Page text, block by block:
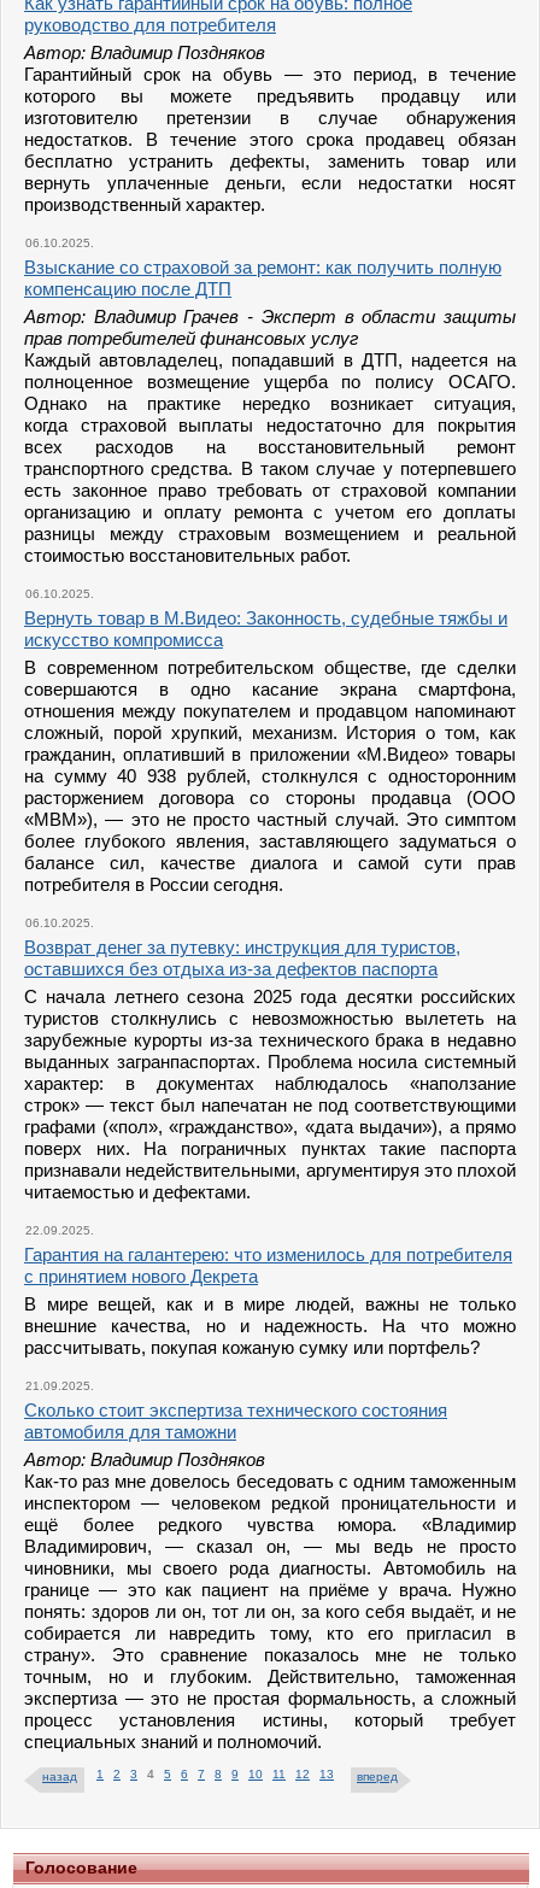
руководство для потребителя
Автор: Владимир Поздняков
Гарантийный срок на обувь — это период, в течение
которого вы можете предъявить продавцу или
изготовителю претензии в случае обнаружения
недостатков. В течение этого срока продавец обязан
бесплатно устранить дефекты, заменить товар или
вернуть уплаченные деньги, если недостатки носят
производственный характер.
06.10.2025.
Взыскание со страховой за ремонт: как получить полную
компенсацию после ДТП
Автор: Владимир Грачев - Эксперт в области защиты
прав потребителей финансовых услуг
Каждый автовладелец, попадавший в ДТП, надеется на
полноценное возмещение ущерба по полису ОСАГО.
Однако на практике нередко возникает ситуация,
когда страховой выплаты недостаточно для покрытия
всех расходов на восстановительный ремонт
транспортного средства. В таком случае у потерпевшего
есть законное право требовать от страховой компании
организацию и оплату ремонта с учетом его доплаты
разницы между страховым возмещением и реальной
стоимостью восстановительных работ.
06.10.2025.
Вернуть товар в М.Видео: Законность, судебные тяжбы и
искусство компромисса
В современном потребительском обществе, где сделки
совершаются в одно касание экрана смартфона,
отношения между покупателем и продавцом напоминают
сложный, порой хрупкий, механизм. История о том, как
гражданин, оплативший в приложении «М.Видео» товары
на сумму 40 938 рублей, столкнулся с односторонним
расторжением договора со стороны продавца (ООО
«МВМ»), — это не просто частный случай. Это симптом
более глубокого явления, заставляющего задуматься о
балансе сил, качестве диалога и самой сути прав
потребителя в России сегодня.
06.10.2025.
Возврат денег за путевку: инструкция для туристов,
оставшихся без отдыха из-за дефектов паспорта
С начала летнего сезона 2025 года десятки российских
туристов столкнулись с невозможностью вылететь на
зарубежные курорты из-за технического брака в недавно
выданных загранпаспортах. Проблема носила системный
характер: в документах наблюдалось «наползание
строк» — текст был напечатан не под соответствующими
графами («пол», «гражданство», «дата выдачи»), а прямо
поверх них. На пограничных пунктах такие паспорта
признавали недействительными, аргументируя это плохой
читаемостью и дефектами.
22.09.2025.
Гарантия на галантерею: что изменилось для потребителя
с принятием нового Декрета
В мире вещей, как и в мире людей, важны не только
внешние качества, но и надежность. На что можно
рассчитывать, покупая кожаную сумку или портфель?
21.09.2025.
Сколько стоит экспертиза технического состояния
автомобиля для таможни
Автор: Владимир Поздняков
Как-то раз мне довелось беседовать с одним таможенным
инспектором — человеком редкой проницательности и
ещё более редкого чувства юмора. «Владимир
Владимирович, — сказал он, — мы ведь не просто
чиновники, мы своего рода диагносты. Автомобиль на
границе — это как пациент на приёме у врача. Нужно
понять: здоров ли он, тот ли он, за кого себя выдаёт, и не
собирается ли навредить тому, кто его пригласил в
страну». Это сравнение показалось мне не только
точным, но и глубоким. Действительно, таможенная
экспертиза — это не простая формальность, а сложный
процесс установления истины, который требует
специальных знаний и полномочий.
назад 1 2 3 4 5 6 7 8 9 10 11 12 13 вперед
Голосование